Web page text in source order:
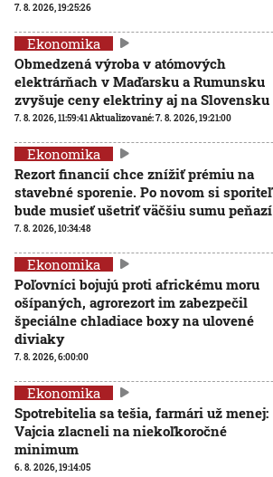
7. 8. 2026, 19:25:26
Ekonomika
Obmedzená výroba v atómových
elektrárňach v Maďarsku a Rumunsku
zvyšuje ceny elektriny aj na Slovensku
7. 8. 2026, 11:59:41 Aktualizované:7. 8. 2026, 19:21:00
Ekonomika
Rezort financií chce znížiť prémiu na
stavebné sporenie. Po novom si sporiteľ
bude musieť ušetriť väčšiu sumu peňazí
7. 8. 2026, 10:34:48
Ekonomika
Poľovníci bojujú proti africkému moru
ošípaných, agrorezort im zabezpečil
špeciálne chladiace boxy na ulovené
diviaky
7. 8. 2026, 6:00:00
Ekonomika
Spotrebitelia sa tešia, farmári už menej:
Vajcia zlacneli na niekoľkoročné
minimum
6. 8. 2026, 19:14:05